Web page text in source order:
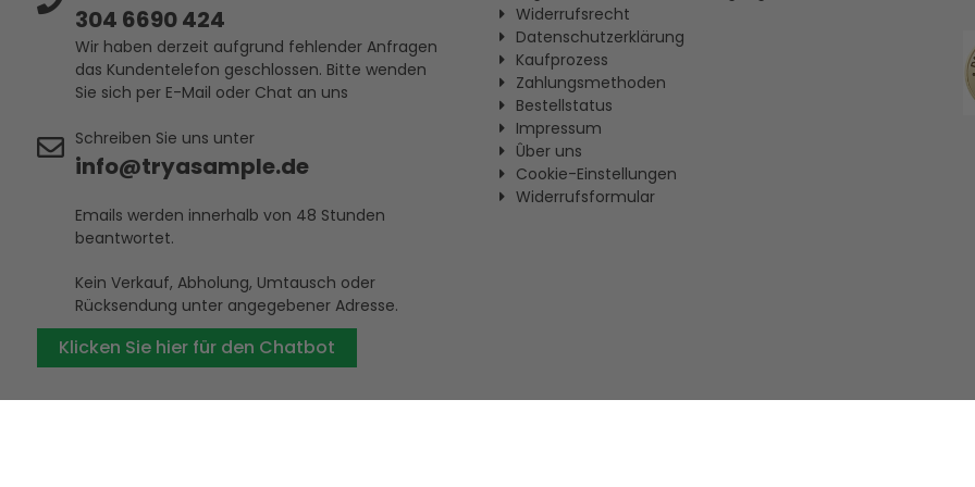
304 6690 424
Wir haben derzeit aufgrund fehlender Anfragen
das Kundentelefon geschlossen. Bitte wenden
Sie sich per E-Mail oder Chat an uns
Schreiben Sie uns unter
info@tryasample.de
Emails werden innerhalb von 48 Stunden
beantwortet.
Kein Verkauf, Abholung, Umtausch oder
Rücksendung unter angegebener Adresse.
Klicken Sie hier für den Chatbot
Widerrufsrecht
Datenschutzerklärung
Kaufprozess
Zahlungsmethoden
Bestellstatus
Impressum
Ûber uns
Cookie-Einstellungen
Widerrufsformular